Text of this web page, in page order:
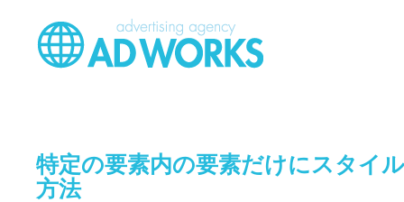
特定の要素内の要素だけにスタイ
方法